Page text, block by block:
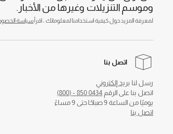
وموسم التنزيلات وغيرها من الأخبار.
لمعرفة المزيد حول كيفية استخدامنا لمعلوماتك ، اقرأسياسة
اتصل بنا
رسل لنا بريد إلكتروني
اتصل بنا على الرقم 0434 850 - (800)
يوميًا من الساعة 9 صباحًا حتى 9 مساءً
اتصل بنا